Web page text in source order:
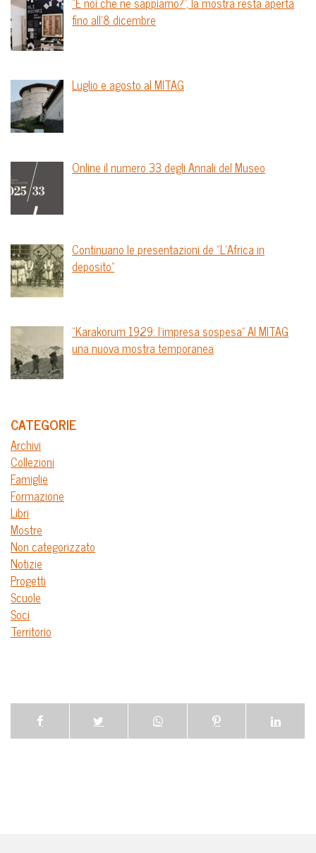
fino all’8 dicembre
Luglio e agosto al MITAG
Online il numero 33 degli Annali del Museo
Continuano le presentazioni de “L’Africa in
deposito”
“Karakorum 1929: l’impresa sospesa” Al MITAG
una nuova mostra temporanea
CATEGORIE
Archivi
Collezioni
Famiglie
Formazione
Libri
Mostre
Non categorizzato
Notizie
Progetti
Scuole
Soci
Territorio